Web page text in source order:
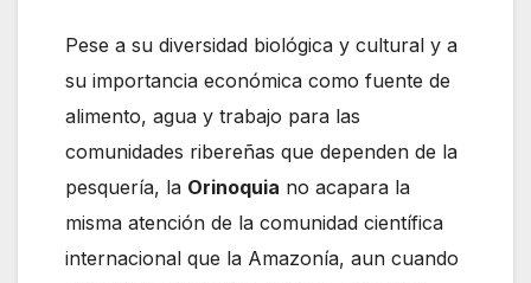
Pese a su diversidad biológica y cultural y a
su importancia económica como fuente de
alimento, agua y trabajo para las
comunidades ribereñas que dependen de la
pesquería, la Orinoquia no acapara la
misma atención de la comunidad científica
internacional que la Amazonía, aun cuando